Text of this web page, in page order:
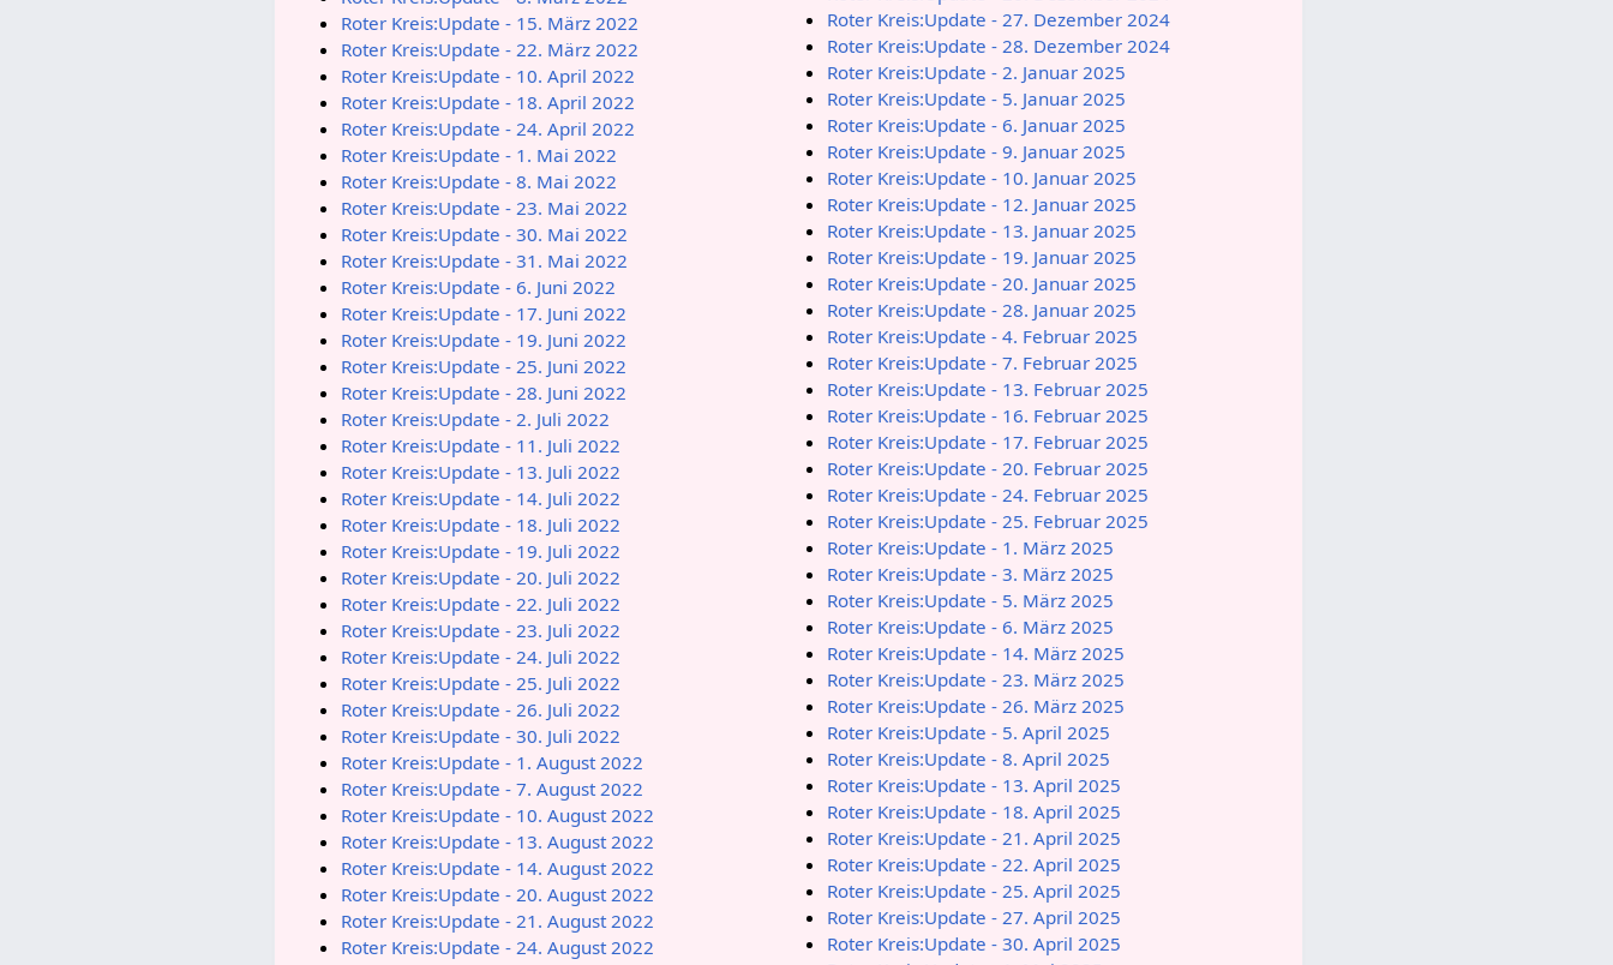
Roter Kreis:Update - 15. März 2022
Roter Kreis:Update - 22. März 2022
Roter Kreis:Update - 10. April 2022
Roter Kreis:Update - 18. April 2022
Roter Kreis:Update - 24. April 2022
Roter Kreis:Update - 1. Mai 2022
Roter Kreis:Update - 8. Mai 2022
Roter Kreis:Update - 23. Mai 2022
Roter Kreis:Update - 30. Mai 2022
Roter Kreis:Update - 31. Mai 2022
Roter Kreis:Update - 6. Juni 2022
Roter Kreis:Update - 17. Juni 2022
Roter Kreis:Update - 19. Juni 2022
Roter Kreis:Update - 25. Juni 2022
Roter Kreis:Update - 28. Juni 2022
Roter Kreis:Update - 2. Juli 2022
Roter Kreis:Update - 11. Juli 2022
Roter Kreis:Update - 13. Juli 2022
Roter Kreis:Update - 14. Juli 2022
Roter Kreis:Update - 18. Juli 2022
Roter Kreis:Update - 19. Juli 2022
Roter Kreis:Update - 20. Juli 2022
Roter Kreis:Update - 22. Juli 2022
Roter Kreis:Update - 23. Juli 2022
Roter Kreis:Update - 24. Juli 2022
Roter Kreis:Update - 25. Juli 2022
Roter Kreis:Update - 26. Juli 2022
Roter Kreis:Update - 30. Juli 2022
Roter Kreis:Update - 1. August 2022
Roter Kreis:Update - 7. August 2022
Roter Kreis:Update - 10. August 2022
Roter Kreis:Update - 13. August 2022
Roter Kreis:Update - 14. August 2022
Roter Kreis:Update - 20. August 2022
Roter Kreis:Update - 21. August 2022
Roter Kreis:Update - 24. August 2022
Roter Kreis:Update - 27. Dezember 2024
Roter Kreis:Update - 28. Dezember 2024
Roter Kreis:Update - 2. Januar 2025
Roter Kreis:Update - 5. Januar 2025
Roter Kreis:Update - 6. Januar 2025
Roter Kreis:Update - 9. Januar 2025
Roter Kreis:Update - 10. Januar 2025
Roter Kreis:Update - 12. Januar 2025
Roter Kreis:Update - 13. Januar 2025
Roter Kreis:Update - 19. Januar 2025
Roter Kreis:Update - 20. Januar 2025
Roter Kreis:Update - 28. Januar 2025
Roter Kreis:Update - 4. Februar 2025
Roter Kreis:Update - 7. Februar 2025
Roter Kreis:Update - 13. Februar 2025
Roter Kreis:Update - 16. Februar 2025
Roter Kreis:Update - 17. Februar 2025
Roter Kreis:Update - 20. Februar 2025
Roter Kreis:Update - 24. Februar 2025
Roter Kreis:Update - 25. Februar 2025
Roter Kreis:Update - 1. März 2025
Roter Kreis:Update - 3. März 2025
Roter Kreis:Update - 5. März 2025
Roter Kreis:Update - 6. März 2025
Roter Kreis:Update - 14. März 2025
Roter Kreis:Update - 23. März 2025
Roter Kreis:Update - 26. März 2025
Roter Kreis:Update - 5. April 2025
Roter Kreis:Update - 8. April 2025
Roter Kreis:Update - 13. April 2025
Roter Kreis:Update - 18. April 2025
Roter Kreis:Update - 21. April 2025
Roter Kreis:Update - 22. April 2025
Roter Kreis:Update - 25. April 2025
Roter Kreis:Update - 27. April 2025
Roter Kreis:Update - 30. April 2025